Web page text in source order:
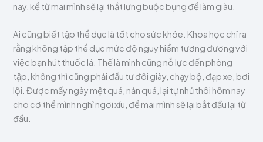
nay, kể từ mai mình sẽ lại thắt lưng buộc bụng để làm giàu.
Ai cũng biết tập thể dục là tốt cho sức khỏe. Khoa học chỉ ra
rằng không tập thể dục mức độ nguy hiểm tương đương với
việc bạn hút thuốc lá. Thế là mình cũng nỗ lực đến phòng
tập, không thì cũng phải đầu tư đôi giày, chạy bộ, đạp xe, bơi
lội. Được mấy ngày mệt quá, nản quá, lại tự nhủ thôi hôm nay
cho cơ thể mình nghỉ ngơi xíu, để mai mình sẽ lại bắt đầu lại từ
đầu.